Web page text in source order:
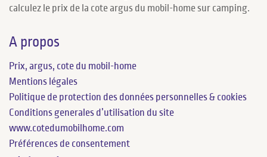
calculez le prix de la cote argus du mobil-home sur camping.
A propos
Prix, argus, cote du mobil-home
Mentions légales
Politique de protection des données personnelles & cookies
Conditions generales d’utilisation du site
www.cotedumobilhome.com
Préférences de consentement